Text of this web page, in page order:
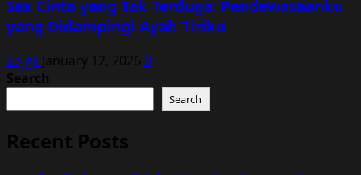
Sex Cinta yang Tak Terduga: Pendewasaanku
yang Didampingi Ayah Tiriku
abjgs January 12, 2026 0
Search
Search
Recent Posts